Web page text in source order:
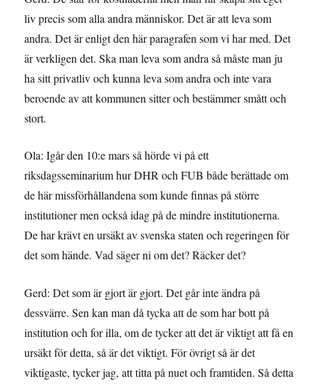
liv precis som alla andra människor. Det är att leva som
andra. Det är enligt den här paragrafen som vi har med. Det
är verkligen det. Ska man leva som andra så måste man ju
ha sitt privatliv och kunna leva som andra och inte vara
beroende av att kommunen sitter och bestämmer smått och
stort.
Ola: Igår den 10:e mars så hörde vi på ett
riksdagsseminarium hur DHR och FUB både berättade om
de här missförhållandena som kunde finnas på större
institutioner men också idag på de mindre institutionerna.
De har krävt en ursäkt av svenska staten och regeringen för
det som hände. Vad säger ni om det? Räcker det?
Gerd: Det som är gjort är gjort. Det går inte ändra på
dessvärre. Sen kan man då tycka att de som har bott på
institution och for illa, om de tycker att det är viktigt att få en
ursäkt för detta, så är det viktigt. För övrigt så är det
viktigaste, tycker jag, att titta på nuet och framtiden. Så detta